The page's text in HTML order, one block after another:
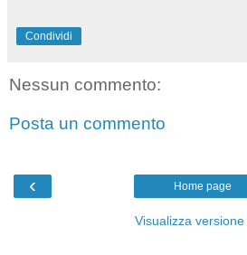
Condividi
Nessun commento:
Posta un commento
‹ Home page
Visualizza versione